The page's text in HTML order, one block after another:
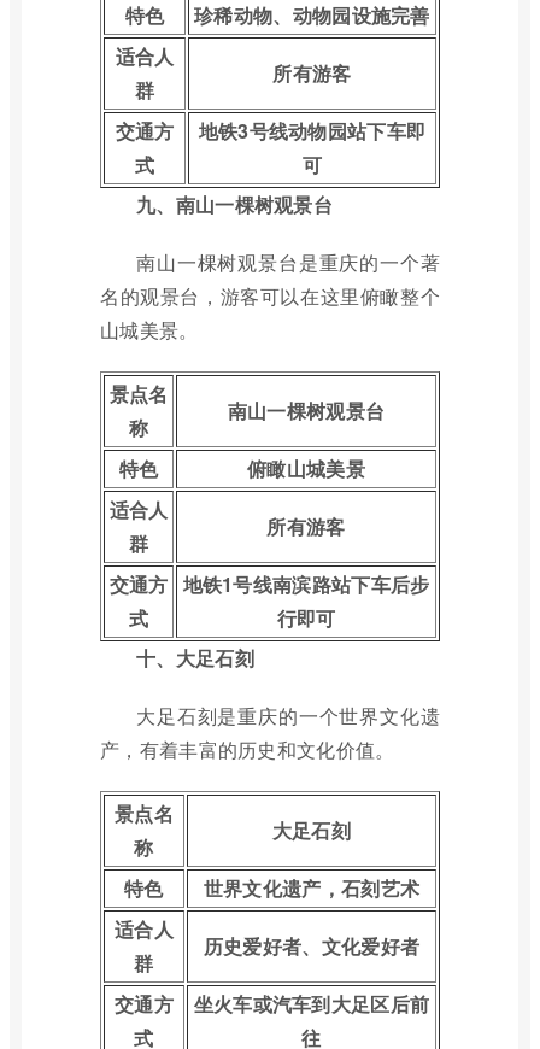
特色
珍稀动物、动物园设施完善
适合人
群
所有游客
交通方
式
地铁3号线动物园站下车即
可
九、南山一棵树观景台
南山一棵树观景台是重庆的一个著
名的观景台，游客可以在这里俯瞰整个
山城美景。
景点名
称
南山一棵树观景台
特色
俯瞰山城美景
适合人
群
所有游客
交通方
式
地铁1号线南滨路站下车后步
行即可
十、大足石刻
大足石刻是重庆的一个世界文化遗
产，有着丰富的历史和文化价值。
景点名
称
大足石刻
特色
世界文化遗产，石刻艺术
适合人
群
历史爱好者、文化爱好者
交通方
式
坐火车或汽车到大足区后前
往